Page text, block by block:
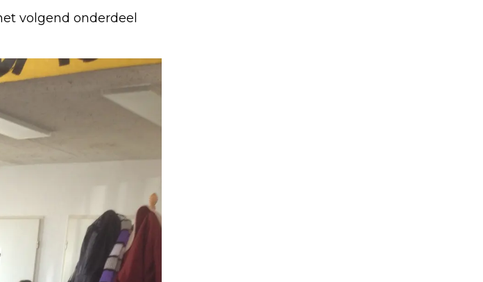
volgend onderdeel